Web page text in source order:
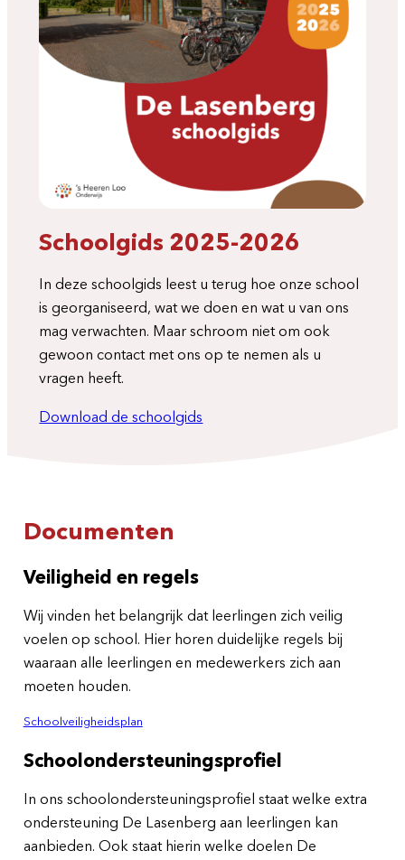
Schoolgids 2025-2026
In deze schoolgids leest u terug hoe onze school
is georganiseerd, wat we doen en wat u van ons
mag verwachten. Maar schroom niet om ook
gewoon contact met ons op te nemen als u
vragen heeft.
Download de schoolgids
Documenten
Veiligheid en regels
Wij vinden het belangrijk dat leerlingen zich veilig
voelen op school. Hier horen duidelijke regels bij
waaraan alle leerlingen en medewerkers zich aan
moeten houden.
Schoolveiligheidsplan
Schoolondersteuningsprofiel
In ons schoolondersteuningsprofiel staat welke extra
ondersteuning De Lasenberg aan leerlingen kan
aanbieden. Ook staat hierin welke doelen De